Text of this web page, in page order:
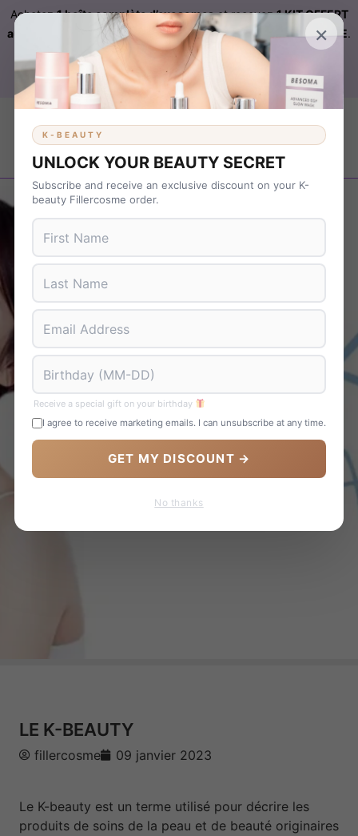
Achetez1 boîte complète d’exosomeset recevez1 KIT OFFERT
automatiquement ajouté à votre commande sur FILLERCOSME.
Livraison OFFERTE KBEAUTY
dès 899 € d’achat. Code :
B37NS7T9
LE K-BEAUTY
fillercosme 09 janvier 2023
Le K-beauty est un terme utilisé pour décrire les
produits de soins de la peau et de beauté originaires
×
K-BEAUTY
UNLOCK YOUR BEAUTY SECRET
Subscribe and receive an exclusive discount on your K-
beauty Fillercosme order.
Receive a special gift on your birthday
I agree to receive marketing emails. I can unsubscribe at any time.
GET MY DISCOUNT →
No thanks